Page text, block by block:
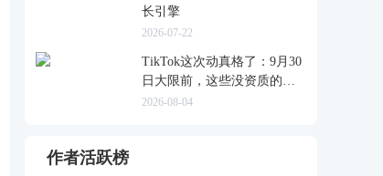
长引擎
2026-07-22
TikTok这次动真格了：9月30
日大限前，这些没资质的货
一律清退
2026-08-04
作者活跃榜